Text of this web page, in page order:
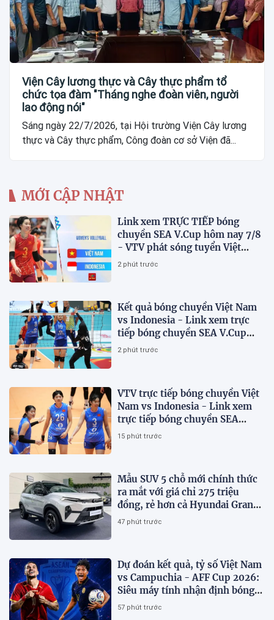
Viện Cây lương thực và Cây thực phẩm tổ
chức tọa đàm "Tháng nghe đoàn viên, người
lao động nói"
Sáng ngày 22/7/2026, tại Hội trường Viện Cây lương
thực và Cây thực phẩm, Công đoàn cơ sở Viện đã...
MỚI CẬP NHẬT
Link xem TRỰC TIẾP bóng
chuyền SEA V.Cup hôm nay 7/8
- VTV phát sóng tuyển Việt
Nam đấu Indonesia
2 phút trước
Kết quả bóng chuyền Việt Nam
vs Indonesia - Link xem trực
tiếp bóng chuyền SEA V.Cup
2026 trên VTV
2 phút trước
VTV trực tiếp bóng chuyền Việt
Nam vs Indonesia - Link xem
trực tiếp bóng chuyền SEA
V.Cup 2026 hôm nay 7/8
15 phút trước
Mẫu SUV 5 chỗ mới chính thức
ra mắt với giá chỉ 275 triệu
đồng, rẻ hơn cả Hyundai Grand
i10 và Kia Morning
47 phút trước
Dự đoán kết quả, tỷ số Việt Nam
vs Campuchia - AFF Cup 2026:
Siêu máy tính nhận định bóng
đá hôm nay
57 phút trước